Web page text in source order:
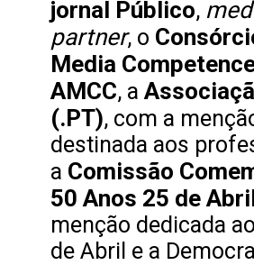
jornal Público,
partner, o
Media
AMCC, a
(.PT), com a
destinada aos
a Comissão
50 Anos 25 de
menção dedicada
de Abril e a